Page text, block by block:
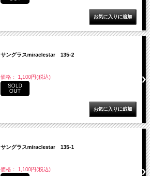
サングラスmiraclestar 135-2
価格： 1,100円(税込)
SOLD
OUT
サングラスmiraclestar 135-1
価格： 1,100円(税込)